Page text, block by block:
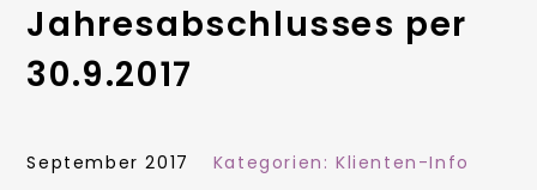
Jahresabschlusses per
30.9.2017
September 2017 Kategorien: Klienten-Info